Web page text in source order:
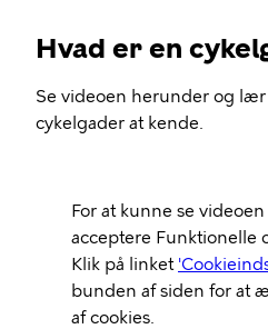
Hvad er en
Se videoen herunder og
cykelgader at kende.
Video
Url
For at kunne se videoen
acceptere Funktionelle
Klik på linket
bunden af siden for at
af cookies.